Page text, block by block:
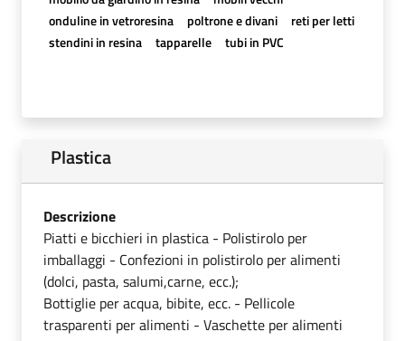
onduline in vetroresina
poltrone e divani
reti per letti
stendini in resina
tapparelle tubi in PVC
Plastica
Descrizione
Piatti e bicchieri in plastica - Polistirolo per
imballaggi - Confezioni in polistirolo per alimenti
(dolci, pasta, salumi,carne, ecc.);
Bottiglie per acqua, bibite, ecc. - Pellicole
trasparenti per alimenti - Vaschette per alimenti